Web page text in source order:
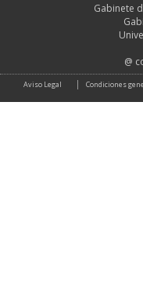
Gabinete
@
Aviso Legal Condiciones